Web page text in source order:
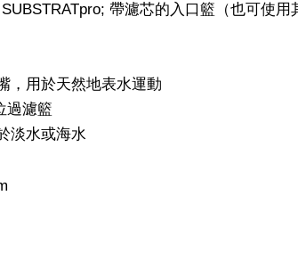
帶濾芯的入口籃（也可使用
，用於天然地表水運動
過濾籃
淡水或海水